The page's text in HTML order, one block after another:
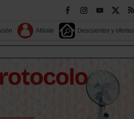
Afiliate Descuentos y ofertas